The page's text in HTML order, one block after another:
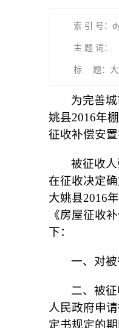
索 引 号：
主 题 词：
标 题：大
为完善
姚县2016年
征收补偿安
被征收
在征收决定
大姚县2016
《房屋征收
下：
一、对
二、被
人民政府申
定书规定的